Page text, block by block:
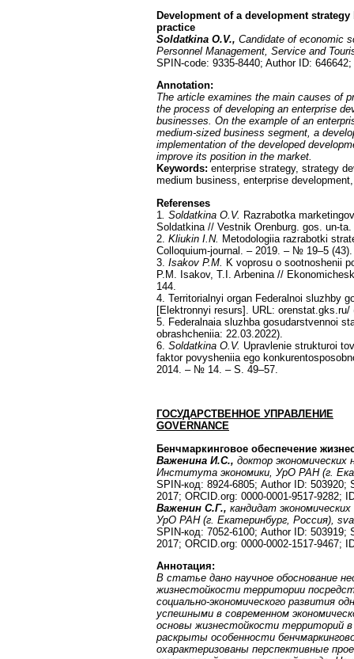
Development of a development
practice
Soldatkina O.V., Candidate of economic
Personnel Management, Service and
SPIN-code: 9335-8440; Author ID:
Annotation:
The article examines the main causes of
the process of developing an enterprise
businesses. On the example of an
medium-sized business segment, a
implementation of the developed
improve its position in the market.
Keywords: enterprise strategy, strategy
medium business, enterprise
Referenses
1
. Soldatkina O.V. Razrabotka
Soldatkina // Vestnik Orenburg. gos. un-
2. Kliukin I.N. Metodologiia razrabotki
Colloquium-journal. – 2019. – № 19–5
3. Isakov P.M.
K voprosu o sootnoshenii
P.M. Isakov, T.I. Arbenina //
144.
4. Territorialnyi organ Federalnoi sluzhby
[Elektronnyi resurs]. URL:
5. Federalnaia sluzhba gosudarstvennoi
obrashcheniia: 22.03.2022).
6. Soldatkina O.V. Upravlenie strukturoi
faktor povysheniia ego
2014. – № 14. – S. 49–57.
ГОСУДАРСТВЕННОЕ УПРАВЛЕНИЕ
GOVERNANCE
Бенчмаркинговое обеспечение
Важенина И.С., доктор
Института экономики, УрО РАН (г.
SPIN-код: 8924-6805; Author ID: 503920;
2017; ORCID.org: 0000-0001-9517-9282;
Важенин С.Г., кандидат
УрО РАН (г. Екатеринбург, Россия),
SPIN-код: 7052-6100; Author ID: 503919;
2017; ORCID.org: 0000-0002-1517-9467;
Аннотация:
В статье дано научное обоснование
жизнестойкости территории
социально-экономического развития
успешными в современном
основы жизнестойкости территорий
раскрыты особенности
охарактеризованы перспективные